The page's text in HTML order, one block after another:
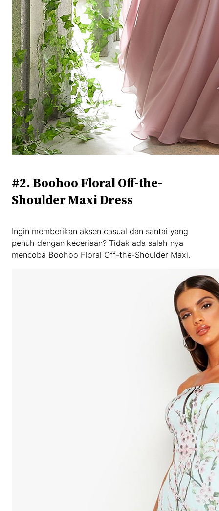
#2. Boohoo Floral Off-the-
Shoulder Maxi Dress
Ingin memberikan aksen casual dan santai yang
penuh dengan keceriaan? Tidak ada salah nya
mencoba Boohoo Floral Off-the-Shoulder Maxi.